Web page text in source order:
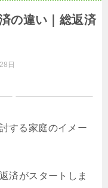
の違い｜総返済
日
済がスタートしま